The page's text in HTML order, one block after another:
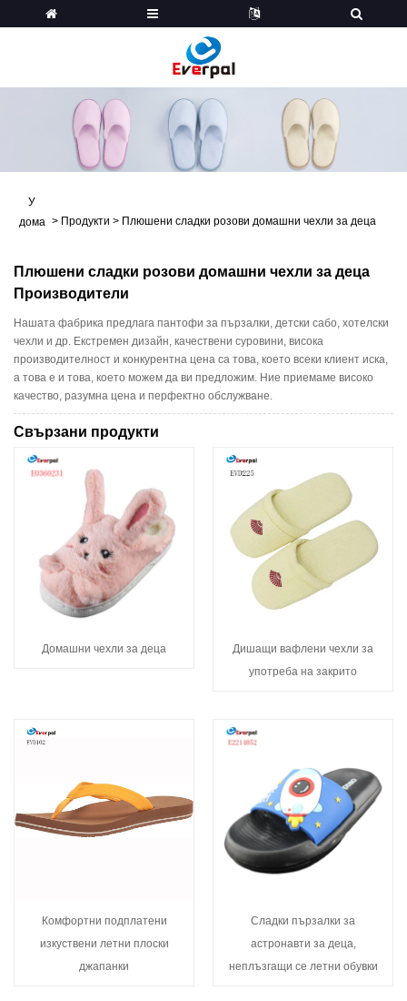
У
дома > Продукти > Плюшени сладки розови домашни чехли за деца
Плюшени сладки розови домашни чехли за деца
Производители
Нашата фабрика предлага пантофи за пързалки, детски сабо, хотелски
чехли и др. Екстремен дизайн, качествени суровини, висока
производителност и конкурентна цена са това, което всеки клиент иска,
а това е и това, което можем да ви предложим. Ние приемаме високо
качество, разумна цена и перфектно обслужване.
Свързани продукти
Домашни чехли за деца
Дишащи вафлени чехли за
употреба на закрито
Комфортни подплатени
изкуствени летни плоски
джапанки
Сладки пързалки за
астронавти за деца,
неплъзгащи се летни обувки